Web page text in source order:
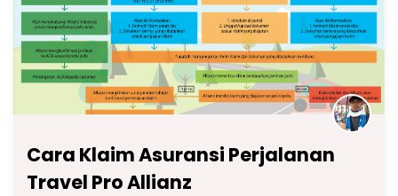
k
Cara Klaim Asuransi Perjalanan
Travel Pro Allianz